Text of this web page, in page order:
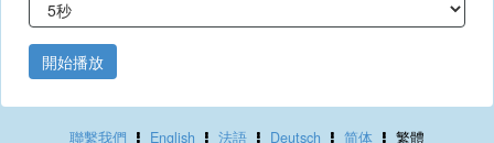
開始播放
聯繫我們 English 法語 Deutsch 简体 繁體